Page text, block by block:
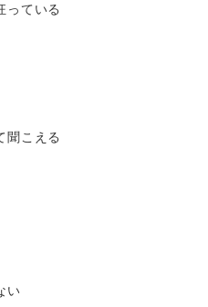
っている
聞こえる
い